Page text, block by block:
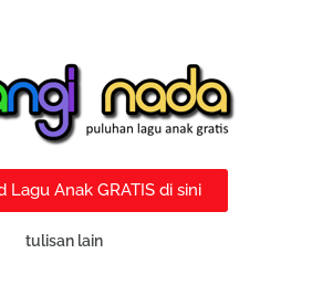
Lagu Anak GRATIS di sini
tulisan lain